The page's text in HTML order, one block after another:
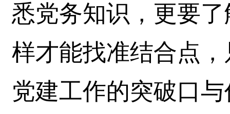
悉党务知识，更要
样才能找准结合点
党建工作的突破口